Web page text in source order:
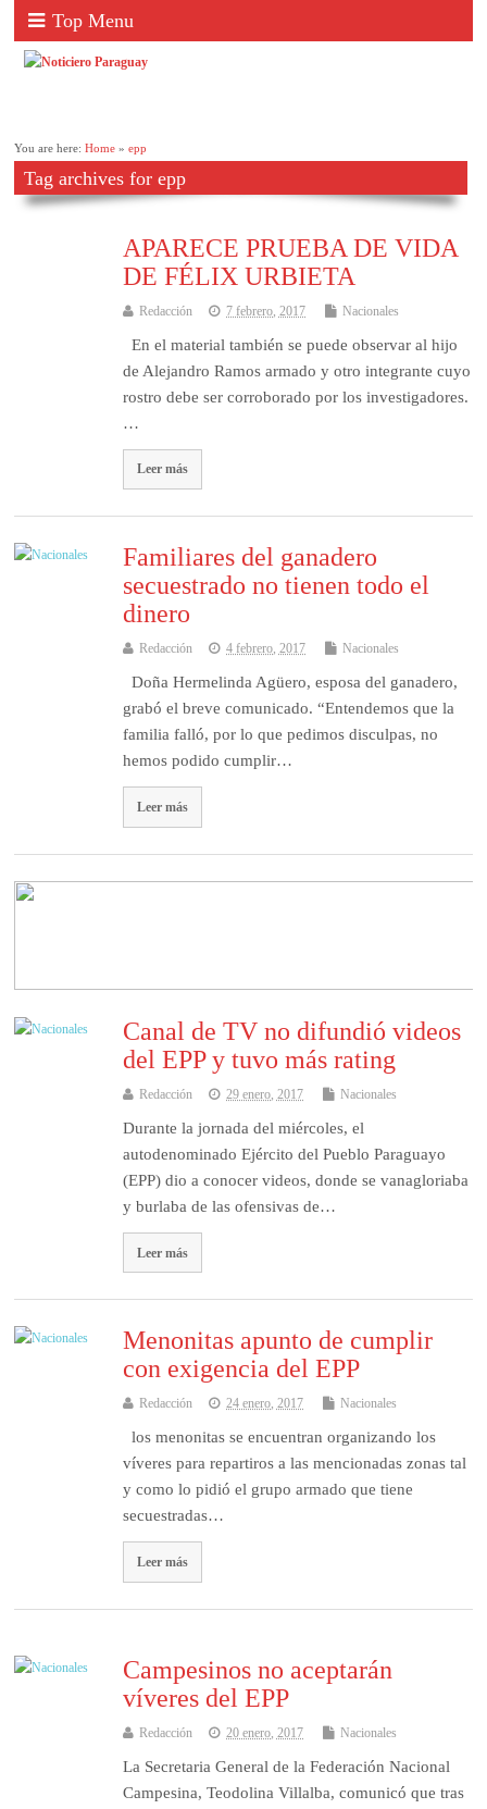
Top Menu
You are here:Home »epp
Tag archives for epp
APARECE PRUEBA DE VIDA
DE FÉLIX URBIETA
Redacción 7 febrero, 2017 Nacionales
En el material también se puede observar al hijo
de Alejandro Ramos armado y otro integrante cuyo
rostro debe ser corroborado por los investigadores.
…
Leer más
Familiares del ganadero
secuestrado no tienen todo el
dinero
Redacción 4 febrero, 2017 Nacionales
Doña Hermelinda Agüero, esposa del ganadero,
grabó el breve comunicado. “Entendemos que la
familia falló, por lo que pedimos disculpas, no
hemos podido cumplir…
Leer más
Canal de TV no difundió videos
del EPP y tuvo más rating
Redacción 29 enero, 2017 Nacionales
Durante la jornada del miércoles, el
autodenominado Ejército del Pueblo Paraguayo
(EPP) dio a conocer videos, donde se vanagloriaba
y burlaba de las ofensivas de…
Leer más
Menonitas apunto de cumplir
con exigencia del EPP
Redacción 24 enero, 2017 Nacionales
los menonitas se encuentran organizando los
víveres para repartiros a las mencionadas zonas tal
y como lo pidió el grupo armado que tiene
secuestradas…
Leer más
Campesinos no aceptarán
víveres del EPP
Redacción 20 enero, 2017 Nacionales
La Secretaria General de la Federación Nacional
Campesina, Teodolina Villalba, comunicó que tras